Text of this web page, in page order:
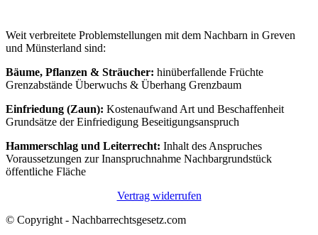
Weit verbreitete Problemstellungen mit dem Nachbarn in Greven
und Münsterland sind:
Bäume, Pflanzen & Sträucher: hinüberfallende Früchte
Grenzabstände Überwuchs & Überhang Grenzbaum
Einfriedung (Zaun): Kostenaufwand Art und Beschaffenheit
Grundsätze der Einfriedigung Beseitigungsanspruch
Hammerschlag und Leiterrecht: Inhalt des Anspruches
Voraussetzungen zur Inanspruchnahme Nachbargrundstück
öffentliche Fläche
Vertrag widerrufen
© Copyright - Nachbarrechtsgesetz.com